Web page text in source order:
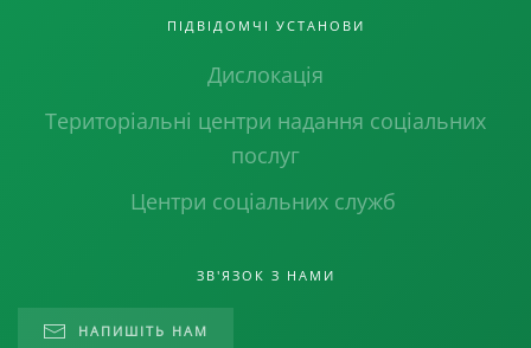
ПІДВІДОМЧІ УСТАНОВИ
Дислокація
Територіальні центри надання соціальних
послуг
Центри соціальних служб
ЗВ'ЯЗОК З НАМИ
НАПИШІТЬ НАМ